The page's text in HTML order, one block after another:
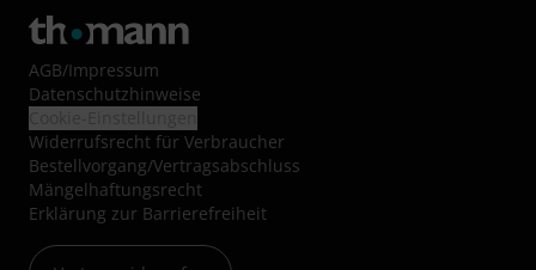
AGB/Impressum
Datenschutzhinweise
Widerrufsrecht für Verbraucher
Bestellvorgang/Vertragsabschluss
Mängelhaftungsrecht
Erklärung zur Barrierefreiheit